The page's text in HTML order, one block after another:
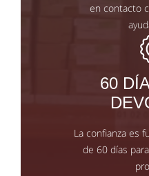
en contacto
60
La confianza es
de 60 días